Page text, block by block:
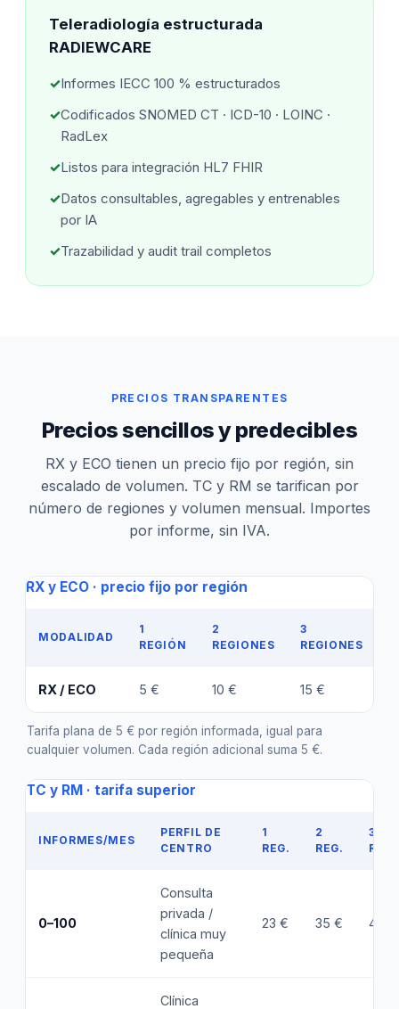
Teleradiología estructurada
RADIEWCARE
Informes IECC 100 % estructurados
Codificados SNOMED CT · ICD-10 · LOINC ·
RadLex
Listos para integración HL7 FHIR
Datos consultables, agregables y entrenables
por IA
Trazabilidad y audit trail completos
PRECIOS TRANSPARENTES
Precios sencillos y predecibles
RX y ECO tienen un precio fijo por región, sin
escalado de volumen. TC y RM se tarifican por
número de regiones y volumen mensual. Importes
por informe, sin IVA.
RX y ECO · precio fijo por región
MODALIDAD
1
REGIÓN
2
REGIONES
3
REGIONES
RX / ECO 5 € 10 € 15 €
Tarifa plana de 5 € por región informada, igual para
cualquier volumen. Cada región adicional suma 5 €.
TC y RM · tarifa superior
INFORMES/MES
PERFIL DE
CENTRO
1
REG.
2
REG.
3
REG.
0–100
Consulta
privada /
clínica muy
pequeña
23 € 35 € 44 €
Clínica